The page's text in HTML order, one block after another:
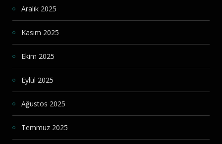
Aralık 2025
Kasım 2025
Ekim 2025
Eylül 2025
Ağustos 2025
Temmuz 2025